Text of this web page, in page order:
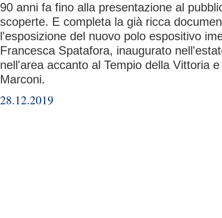
90 anni fa fino alla presentazione al
scoperte. E completa la già ricca
l'esposizione del nuovo polo espositivo
Francesca Spatafora, inaugurato
nell'area accanto al Tempio della Vittoria
Marconi.
28.12.2019